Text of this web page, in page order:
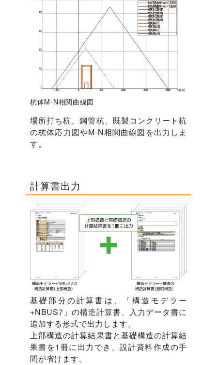
杭体M-N相関曲線図
場所打ち杭、鋼管杭、既製コンクリート杭
の杭体応力図やM-N相関曲線図を出力しま
す。
計算書出力
基礎部分の計算書は、「構造モデラー
+NBUS7」の構造計算書、入力データ書に
追加する形式で出力します。
上部構造の計算結果書と基礎構造の計算結
果書を1冊に出力でき、設計資料作成の手
間が省けます。